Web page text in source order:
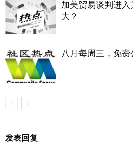
加美贸易谈判进
大？
八月每周三，免费
发表回复